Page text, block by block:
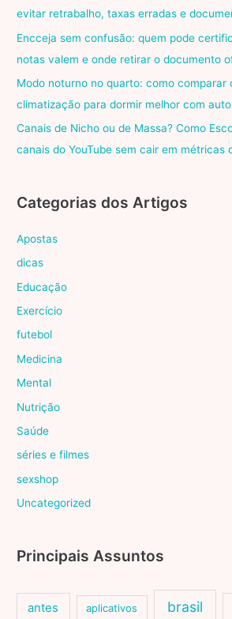
evitar retrabalho, taxas erradas e
Encceja sem confusão: quem pode
notas valem e onde retirar o documento
Modo noturno no quarto: como comparar
climatização para dormir melhor com
Canais de Nicho ou de Massa? Como
canais do YouTube sem cair em métricas
Categorias dos Artigos
Apostas
dicas
Educação
Exercício
futebol
Medicina
Mental
Nutrição
Saúde
séries e filmes
sexshop
Uncategorized
Principais Assuntos
antes aplicativos brasil